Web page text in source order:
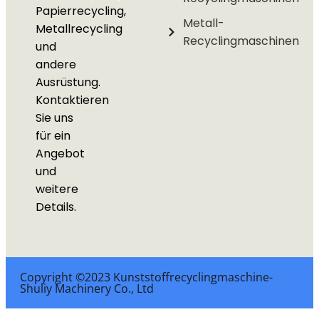
Papierrecycling,
Metallrecycling
und
andere
Ausrüstung.
Kontaktieren
Sie uns
für ein
Angebot
und
weitere
Details.
Metall-
Recyclingmaschinen
Copyright ©2023 Kunststoffrecyclingmaschine-
Shuliy Machinery Co., Ltd